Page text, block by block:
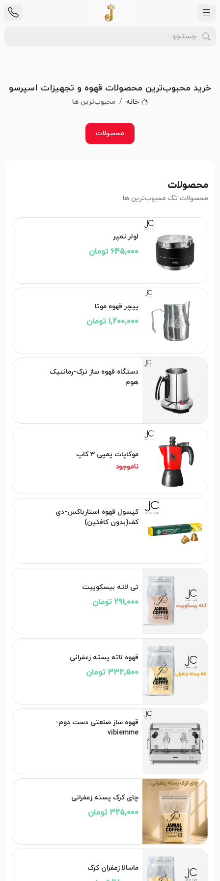
خرید محبوب‌ترین محصولات قهوه و تجهیزات اسپرسو
خانه محبوب‌ترین ها
محصولات
محصولات
محصولات تگ محبوب‌ترین ها
لولر تمپر
645,000 تومان
پیچر قهوه موتا
1,200,000 تومان
دستگاه قهوه ساز ترک-رمانتیک
هوم
موکاپات پمپی 3 کاپ
ناموجود
کپسول قهوه استارباکس-دی
کف(بدون کافئین)
تی لاته بیسکوییت
291,000 تومان
قهوه لاته پسته زعفرانی
332,500 تومان
قهوه ساز صنعتی دست دوم-
vibiemme
چای کرک پسته زعفرانی
325,000 تومان
ماسالا زعفران کرک